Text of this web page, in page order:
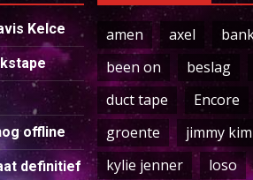
Kelce
offline
definitief
amen axel
been on
beslag
duct tape
Encore
groente
jimmy
kylie jenner
loso